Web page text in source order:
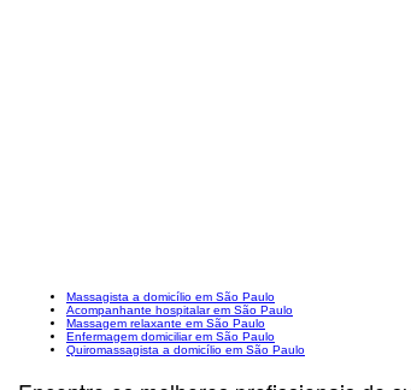
Massagista a domicílio em São Paulo
Acompanhante hospitalar em São Paulo
Massagem relaxante em São Paulo
Enfermagem domiciliar em São Paulo
Quiromassagista a domicílio em São Paulo